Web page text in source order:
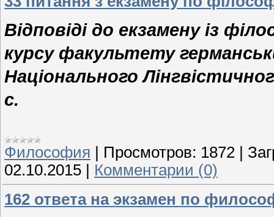
Відповіді до екзамену із
курсу факультету
Національного
с.
Философия Просмотров: 1872
02.10.2015
Комментарии (0)
162 ответа на экзамен по